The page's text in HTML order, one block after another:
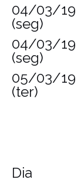
04/03/19
(seg)
04/03/19
(seg)
05/03/19
(ter)
Dia